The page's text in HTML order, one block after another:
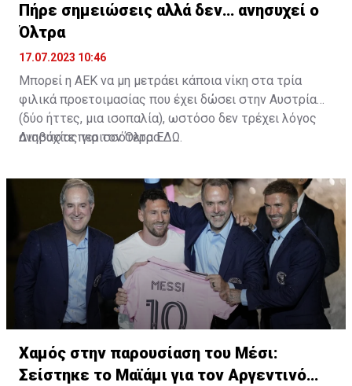
Πήρε σημειώσεις αλλά δεν… ανησυχεί ο
Όλτρα
17.07.2023 10:46
Μπορεί η ΑΕΚ να μη μετράει κάποια νίκη στα τρία
φιλικά προετοιμασίας που έχει δώσει στην Αυστρία
(δύο ήττες, μια ισοπαλία), ωστόσο δεν τρέχει λόγος
ανησυχίας για τον Όλτρα.
Διαβάστε περισσότεραΕΔΩ.
Χαμός στην παρουσίαση του Μέσι:
Σείστηκε το Μαϊάμι για τον Αργεντινό